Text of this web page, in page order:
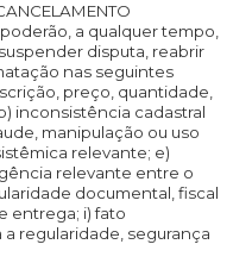
a qualquer tempo,
disputa, reabrir
nas seguintes
preço, quantidade,
inconsistência cadastral
manipulação ou uso
relevante; e)
relevante entre o
documental, fiscal
entrega; i) fato
regularidade, segurança